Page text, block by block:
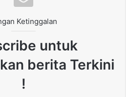
Ketinggalan
untuk
berita Terkini
!